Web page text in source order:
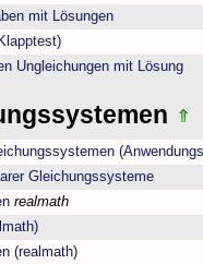
mit Lösungen
Ungleichungen mit Lösung
Gleichungssysteme
realmath
(realmath)